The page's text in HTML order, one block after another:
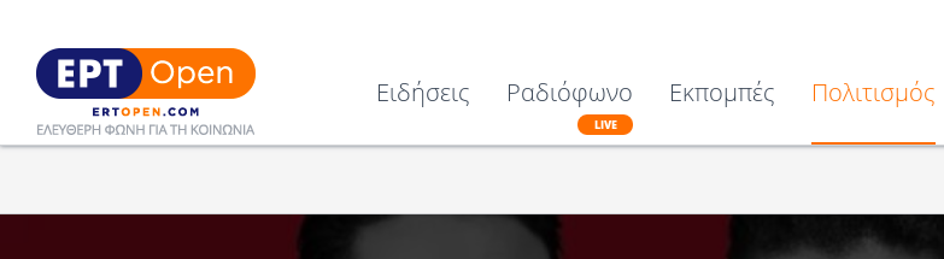
Ειδήσεις Ραδιόφωνο
LIVE
Εκπομπές Πολιτισμός